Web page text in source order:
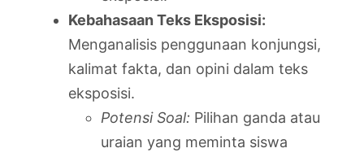
Kebahasaan Teks Eksposisi:
Menganalisis penggunaan konjungsi,
kalimat fakta, dan opini dalam teks
eksposisi.
Potensi Soal: Pilihan ganda atau
uraian yang meminta siswa